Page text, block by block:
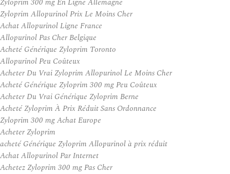
Zyloprim Allopurinol Prix Le Moins Cher
Achat Allopurinol Ligne France
Allopurinol Pas Cher Belgique
Acheté Générique Zyloprim Toronto
Allopurinol Peu Coûteux
Acheter Du Vrai Zyloprim Allopurinol Le Moins Cher
Acheté Générique Zyloprim 300 mg Peu Coûteux
Acheter Du Vrai Générique Zyloprim Berne
Acheté Zyloprim À Prix Réduit Sans Ordonnance
Zyloprim 300 mg Achat Europe
Acheter Zyloprim
acheté Générique Zyloprim Allopurinol à prix réduit
Achat Allopurinol Par Internet
Achetez Zyloprim 300 mg Pas Cher